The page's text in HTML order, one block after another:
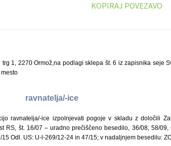
KOPIRAJ POVEZAVO
1, 2270 Ormož,na podlagi sklepa št. 6 iz zapisnika seje
ravnatelja/-ice
ravnatelja/-ice izpolnjevati pogoje v skladu z določili
RS, št. 16/07 – uradno prečiščeno besedilo, 36/08, 58/09,
Odl. US: U-l-269/12-24 in 47/15; v nadaljnjem besedilu: